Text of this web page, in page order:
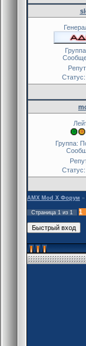
Статус:
Группа:
Статус:
AMX Mod X Форум »
Страница 1 из 1 1